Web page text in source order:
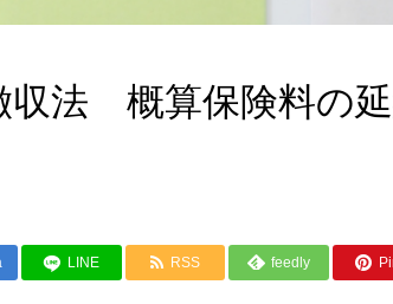
収法 概算保険料の
LINE RSS feedly